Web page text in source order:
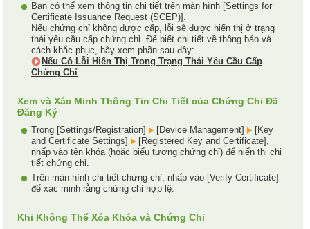
Bạn có thể xem thông tin chi tiết trên màn hình [Settings for
Certificate Issuance Request (SCEP)].
Nếu chứng chỉ không được cấp, lỗi sẽ được hiển thị ở trạng
thái yêu cầu cấp chứng chỉ. Để biết chi tiết về thông báo và
cách khắc phục, hãy xem phần sau đây:
Nếu Có Lỗi Hiển Thị Trong Trạng Thái Yêu Cầu Cấp
Chứng Chỉ
Xem và Xác Minh Thông Tin Chi Tiết của Chứng Chỉ Đã
Đăng Ký
Trong [Settings/Registration] [Device Management]
[Key
and Certificate Settings]
[Registered Key and Certificate],
nhấp vào tên khóa (hoặc biểu tượng chứng chỉ) để hiển thị chi
tiết chứng chỉ.
Trên màn hình chi tiết chứng chỉ, nhấp vào [Verify Certificate]
để xác minh rằng chứng chỉ hợp lệ.
Khi Không Thể Xóa Khóa và Chứng Chỉ